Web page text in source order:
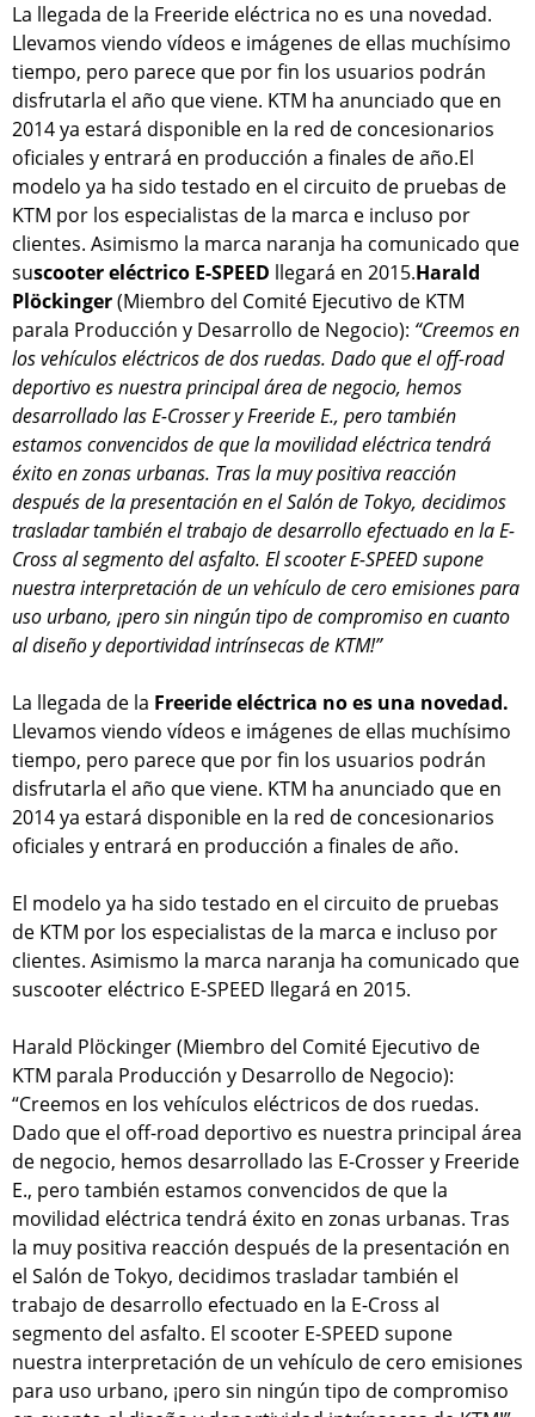
La llegada de la Freeride eléctrica no es una novedad.
Llevamos viendo vídeos e imágenes de ellas muchísimo
tiempo, pero parece que por fin los usuarios podrán
disfrutarla el año que viene. KTM ha anunciado que en
2014 ya estará disponible en la red de concesionarios
oficiales y entrará en producción a finales de año.El
modelo ya ha sido testado en el circuito de pruebas de
KTM por los especialistas de la marca e incluso por
clientes. Asimismo la marca naranja ha comunicado que
suscooter eléctrico E-SPEED llegará en 2015.Harald
Plöckinger(Miembro del Comité Ejecutivo de KTM
parala Producción y Desarrollo de Negocio): “Creemos en
los vehículos eléctricos de dos ruedas. Dado que el off-road
deportivo es nuestra principal área de negocio, hemos
desarrollado las E-Crosser y Freeride E., pero también
estamos convencidos de que la movilidad eléctrica tendrá
éxito en zonas urbanas. Tras la muy positiva reacción
después de la presentación en el Salón de Tokyo, decidimos
trasladar también el trabajo de desarrollo efectuado en la E-
Cross al segmento del asfalto. El scooter E-SPEED supone
nuestra interpretación de un vehículo de cero emisiones para
uso urbano, ¡pero sin ningún tipo de compromiso en cuanto
al diseño y deportividad intrínsecas de KTM!”
La llegada de la Freeride eléctrica no es una novedad.
Llevamos viendo vídeos e imágenes de ellas muchísimo
tiempo, pero parece que por fin los usuarios podrán
disfrutarla el año que viene. KTM ha anunciado que en
2014 ya estará disponible en la red de concesionarios
oficiales y entrará en producción a finales de año.
El modelo ya ha sido testado en el circuito de pruebas
de KTM por los especialistas de la marca e incluso por
clientes. Asimismo la marca naranja ha comunicado que
suscooter eléctrico E-SPEED llegará en 2015.
Harald Plöckinger (Miembro del Comité Ejecutivo de
KTM parala Producción y Desarrollo de Negocio):
“Creemos en los vehículos eléctricos de dos ruedas.
Dado que el off-road deportivo es nuestra principal área
de negocio, hemos desarrollado las E-Crosser y Freeride
E., pero también estamos convencidos de que la
movilidad eléctrica tendrá éxito en zonas urbanas. Tras
la muy positiva reacción después de la presentación en
el Salón de Tokyo, decidimos trasladar también el
trabajo de desarrollo efectuado en la E-Cross al
segmento del asfalto. El scooter E-SPEED supone
nuestra interpretación de un vehículo de cero emisiones
para uso urbano, ¡pero sin ningún tipo de compromiso